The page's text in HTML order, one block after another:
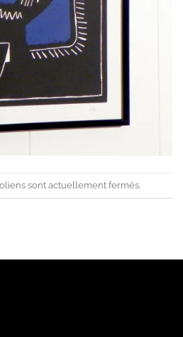
sont actuellement fermés.